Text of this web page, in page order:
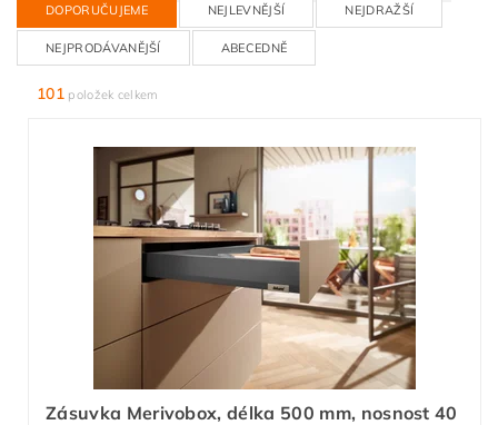
DOPORUČUJEME
NEJLEVNĚJŠÍ NEJDRAŽŠÍ
NEJPRODÁVANĚJŠÍ ABECEDNĚ
101položek celkem
Zásuvka Merivobox, délka 500 mm, nosnost 40